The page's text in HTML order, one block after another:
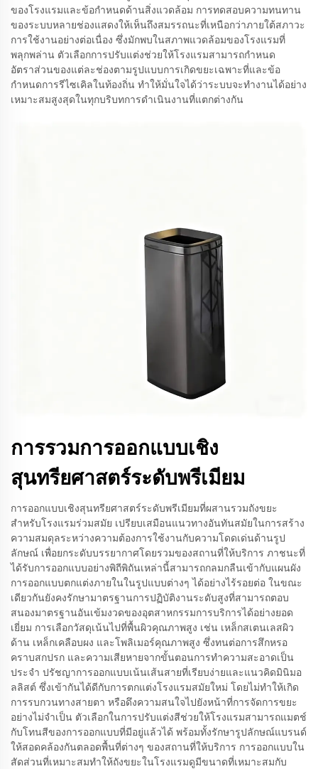
ของโรงแรมและข้อกำหนดด้านสิ่งแวดล้อม การทดสอบความทนทาน
ของระบบหลายช่องแสดงให้เห็นถึงสมรรถนะที่เหนือกว่าภายใต้สภาวะ
การใช้งานอย่างต่อเนื่อง ซึ่งมักพบในสภาพแวดล้อมของโรงแรมที่
พลุกพล่าน ตัวเลือกการปรับแต่งช่วยให้โรงแรมสามารถกำหนด
อัตราส่วนของแต่ละช่องตามรูปแบบการเกิดขยะเฉพาะที่และข้อ
กำหนดการรีไซเคิลในท้องถิ่น ทำให้มั่นใจได้ว่าระบบจะทำงานได้อย่าง
เหมาะสมสูงสุดในทุกบริบทการดำเนินงานที่แตกต่างกัน
การรวมการออกแบบเชิง
สุนทรียศาสตร์ระดับพรีเมียม
การออกแบบเชิงสุนทรียศาสตร์ระดับพรีเมียมที่ผสานรวมถังขยะ
สำหรับโรงแรมร่วมสมัย เปรียบเสมือนแนวทางอันทันสมัยในการสร้าง
ความสมดุลระหว่างความต้องการใช้งานกับความโดดเด่นด้านรูป
ลักษณ์ เพื่อยกระดับบรรยากาศโดยรวมของสถานที่ให้บริการ ภาชนะที่
ได้รับการออกแบบอย่างพิถีพิถันเหล่านี้สามารถกลมกลืนเข้ากับแผนผัง
การออกแบบตกแต่งภายในในรูปแบบต่างๆ ได้อย่างไร้รอยต่อ ในขณะ
เดียวกันยังคงรักษามาตรฐานการปฏิบัติงานระดับสูงที่สามารถตอบ
สนองมาตรฐานอันเข้มงวดของอุตสาหกรรมการบริการได้อย่างยอด
เยี่ยม การเลือกวัสดุเน้นไปที่พื้นผิวคุณภาพสูง เช่น เหล็กสเตนเลสผิว
ด้าน เหล็กเคลือบผง และโพลิเมอร์คุณภาพสูง ซึ่งทนต่อการสึกหรอ
คราบสกปรก และความเสียหายจากขั้นตอนการทำความสะอาดเป็น
ประจำ ปรัชญาการออกแบบเน้นเส้นสายที่เรียบง่ายและแนวคิดมินิมอ
ลลิสต์ ซึ่งเข้ากันได้ดีกับการตกแต่งโรงแรมสมัยใหม่ โดยไม่ทำให้เกิด
การรบกวนทางสายตา หรือดึงความสนใจไปยังหน้าที่การจัดการขยะ
อย่างไม่จำเป็น ตัวเลือกในการปรับแต่งสีช่วยให้โรงแรมสามารถแมตช์
กับโทนสีของการออกแบบที่มีอยู่แล้วได้ พร้อมทั้งรักษารูปลักษณ์แบรนด์
ให้สอดคล้องกันตลอดพื้นที่ต่างๆ ของสถานที่ให้บริการ การออกแบบใน
สัดส่วนที่เหมาะสมทำให้ถังขยะในโรงแรมดูมีขนาดที่เหมาะสมกับ